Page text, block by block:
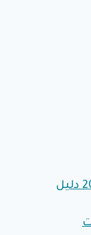
كليات تقبل من 50% أدبي وعلمي في 2026 دليل